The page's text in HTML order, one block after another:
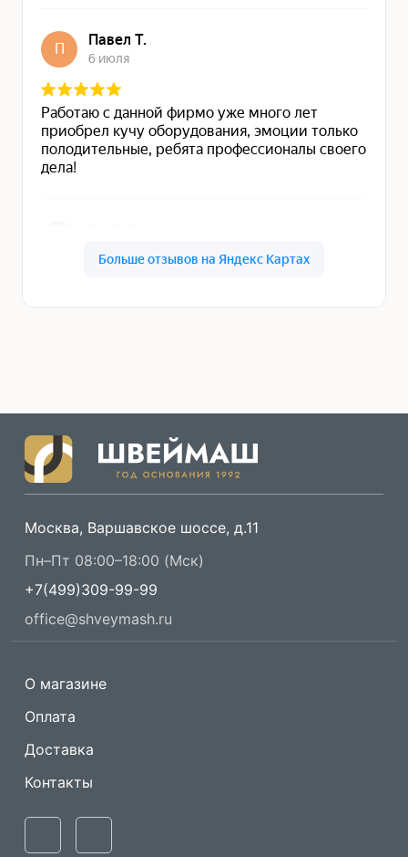
Москва, Варшавское шоссе, д.11
Пн–Пт 08:00–18:00 (Мск)
+7(499)309-99-99
office@shveymash.ru
О магазине
Оплата
Доставка
Контакты